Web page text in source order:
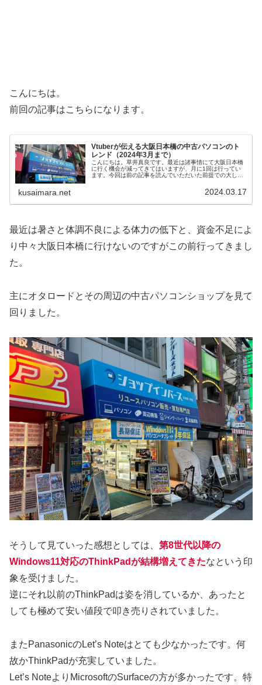
こんにちは。
前回の記事はこちらになります。
Vtuberが伝える大阪日本橋の中古パソコンのト
レンド（2024年3月まで）
こんにちは。草井真良です。最近は諸事情にて大阪日本橋
に行く機会が減ってきてはいますが、月に1回は行ってい
ます。今回は前の記事を読んでいただいた前提での大した
kusaimara.net 2024.03.17
最近は暑さと体調不良による体力の低下と、資金不足によ
り中々大阪日本橋に行けないのですがこの前行ってきまし
た。
主にオタロードとその周辺の中古パソコンショップを見て
回りました。
そうして見ていった感想としては、 第8世代以降の
Windows11対応のThinkPadが結構増えてきたなという印
象を受けました。
逆にそれ以前のThinkPadは姿を消しているか、あったと
しても極めて安い値段で叩き売りされていました。
またPanasonicのLet’s Noteはとても少なかったです。何
故かThinkPadが充実していました。
Let’s NoteよりMicrosoftのSurfaceの方が多かったです。特